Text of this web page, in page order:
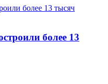
более 13